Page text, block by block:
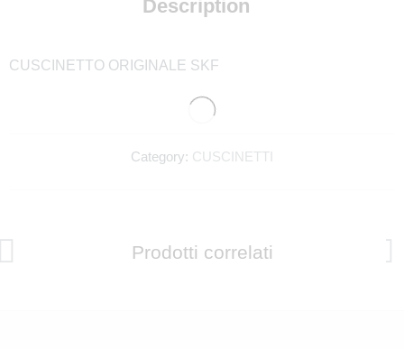
Description
CUSCINETTO ORIGINALE SKF
Category: CUSCINETTI
Prodotti correlati
Abbiamo un BONUS per TE!